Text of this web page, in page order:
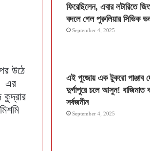
উঠে
এর
ফিরেছিলেন, এবার লটারিতে
বদলে গেল পুরুলিয়ার সিভিক
September 4, 2025
এই পুজোয় এক টুকরো পাঞ্জাব
দুর্গাপুরে চলে আসুন! বাজিমাত
সর্বজনীন
September 4, 2025